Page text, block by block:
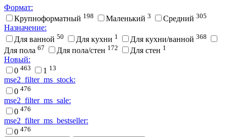
Формат:
Крупноформатный 198 Маленький 3 Средний 305
Назначение:
Для ванной 50 Для кухни 1 Для кухни/ванной 368
Для пола 67 Для пола/стен 172 Для стен 1
Новый:
0 463 1 13
mse2_filter_ms_stock:
0 476
mse2_filter_ms_sale:
0 476
mse2_filter_ms_bestseller:
0 476